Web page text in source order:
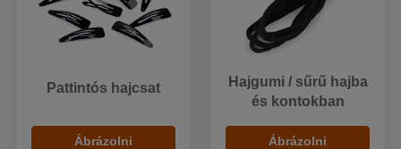
Pattintós hajcsat
Ábrázolni
Hajgumi / sűrű hajba
és kontokban
Ábrázolni